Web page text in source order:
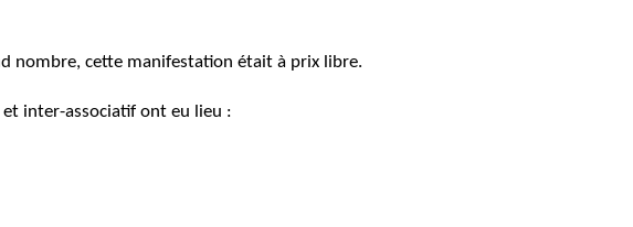
nombre, cette manifestation était à prix libre.
inter-associatif ont eu lieu :